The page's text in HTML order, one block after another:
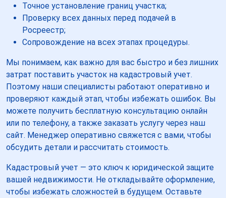
Точное установление границ участка;
Проверку всех данных перед подачей в
Росреестр;
Сопровождение на всех этапах процедуры.
Мы понимаем, как важно для вас быстро и без лишних
затрат поставить участок на кадастровый учет.
Поэтому наши специалисты работают оперативно и
проверяют каждый этап, чтобы избежать ошибок. Вы
можете получить бесплатную консультацию онлайн
или по телефону, а также заказать услугу через наш
сайт. Менеджер оперативно свяжется с вами, чтобы
обсудить детали и рассчитать стоимость.
Кадастровый учет — это ключ к юридической защите
вашей недвижимости. Не откладывайте оформление,
чтобы избежать сложностей в будущем. Оставьте